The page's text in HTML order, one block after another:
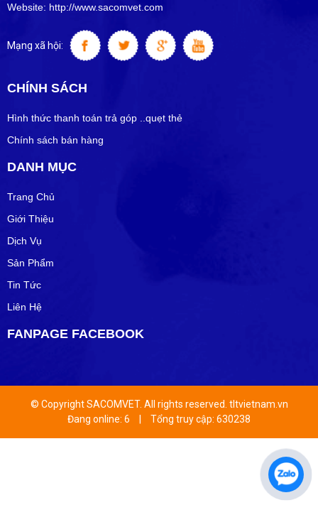
Website: http://www.sacomvet.com
Mạng xã hội:
CHÍNH SÁCH
Hình thức thanh toán trả góp ..quẹt thẻ
Chính sách bán hàng
DANH MỤC
Trang Chủ
Giới Thiệu
Dịch Vụ
Sản Phẩm
Tin Tức
Liên Hệ
FANPAGE FACEBOOK
© Copyright SACOMVET. All rights reserved. tltvietnam.vn
Đang online: 6
| Tổng truy cập: 630238